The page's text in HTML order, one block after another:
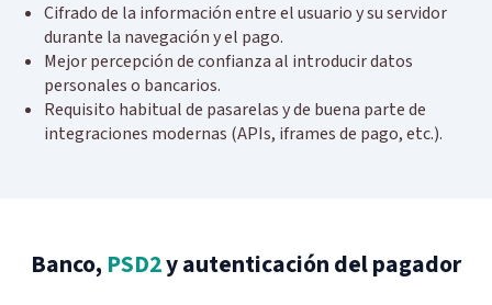
Cifrado de la información entre el usuario y su servidor
durante la navegación y el pago.
Mejor percepción de confianza al introducir datos
personales o bancarios.
Requisito habitual de pasarelas y de buena parte de
integraciones modernas (APIs, iframes de pago, etc.).
Banco, PSD2y autenticación del pagador